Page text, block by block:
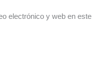
electrónico y web en